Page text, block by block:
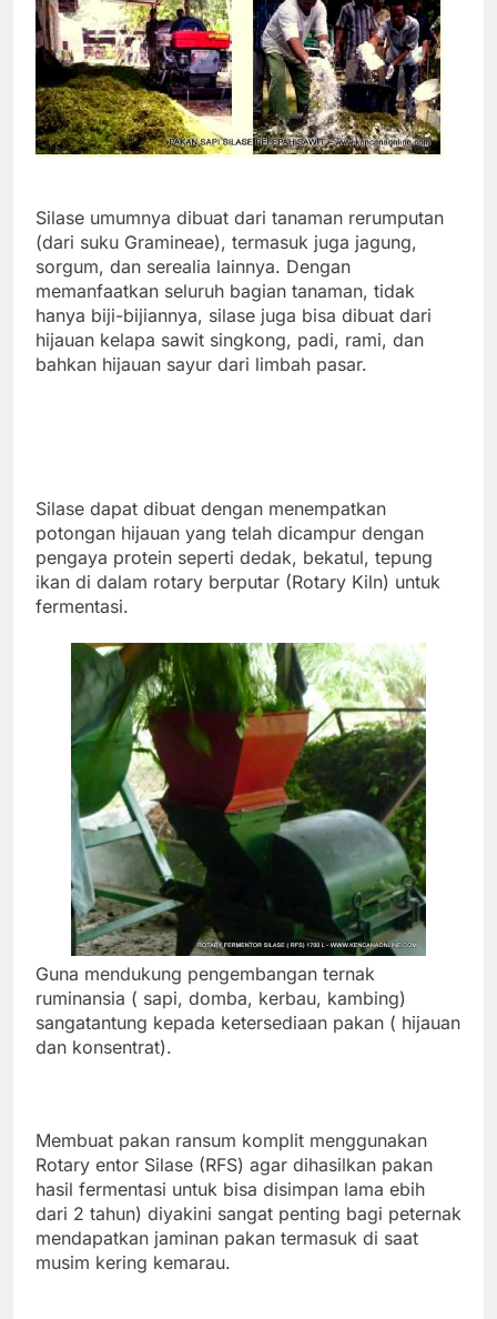
Silase umumnya dibuat dari tanaman rerumputan
(dari suku Gramineae), termasuk juga jagung,
sorgum, dan serealia lainnya. Dengan
memanfaatkan seluruh bagian tanaman, tidak
hanya biji-bijiannya, silase juga bisa dibuat dari
hijauan kelapa sawit singkong, padi, rami, dan
bahkan hijauan sayur dari limbah pasar.
Silase dapat dibuat dengan menempatkan
potongan hijauan yang telah dicampur dengan
pengaya protein seperti dedak, bekatul, tepung
ikan di dalam rotary berputar (Rotary Kiln) untuk
fermentasi.
Guna mendukung pengembangan ternak
ruminansia ( sapi, domba, kerbau, kambing)
sangatantung kepada ketersediaan pakan ( hijauan
dan konsentrat).
Membuat pakan ransum komplit menggunakan
Rotary entor Silase (RFS) agar dihasilkan pakan
hasil fermentasi untuk bisa disimpan lama ebih
dari 2 tahun) diyakini sangat penting bagi peternak
mendapatkan jaminan pakan termasuk di saat
musim kering kemarau.